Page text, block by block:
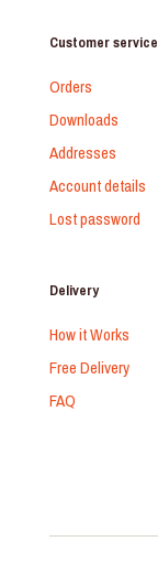
Customer service
Orders
Downloads
Addresses
Account details
Lost password
Delivery
How it Works
Free Delivery
FAQ